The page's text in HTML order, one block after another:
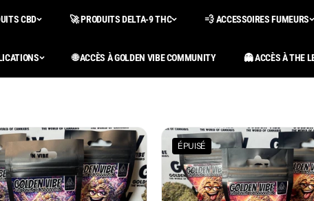
CBD 🚀 PRODUITS DELTA-9 THC 💨 ACCESSOIRES FUMEURS
🌐 ACCÈS À GOLDEN VIBE COMMUNITY 👻 ACCÈS À THE
ÉPUISÉ